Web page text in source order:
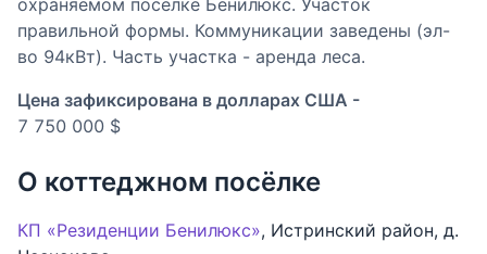
охраняемом поселке Бенилюкс. Участок
правильной формы. Коммуникации заведены (эл-
во 94кВт). Часть участка - аренда леса.
Цена зафиксирована в долларах США -
7 750 000 $
О коттеджном посёлке
КП «Резиденции Бенилюкс», Истринский район, д.